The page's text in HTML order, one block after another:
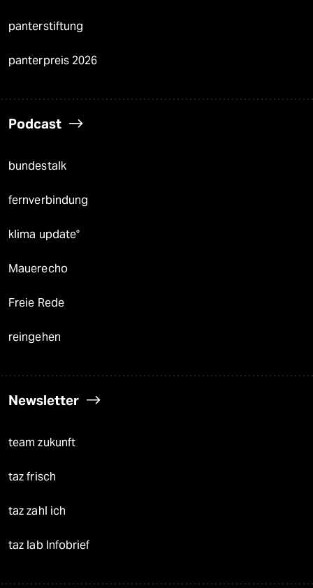
panterstiftung
panterpreis 2026
Podcast
bundestalk
fernverbindung
klima update°
Mauerecho
Freie Rede
reingehen
Newsletter
team zukunft
taz frisch
taz zahl ich
taz lab Infobrief